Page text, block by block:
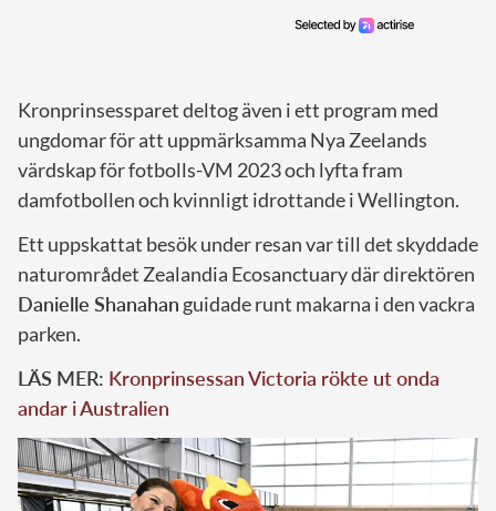
Kronprinsessparet deltog även i ett program med
ungdomar för att uppmärksamma Nya Zeelands
värdskap för fotbolls-VM 2023 och lyfta fram
damfotbollen och kvinnligt idrottande i Wellington.
Ett uppskattat besök under resan var till det skyddade
naturområdet Zealandia Ecosanctuary där direktören
Danielle Shanahan guidade runt makarna i den vackra
parken.
LÄS MER: Kronprinsessan Victoria rökte ut onda
andar i Australien